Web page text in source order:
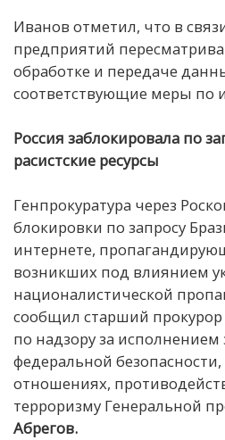
Иванов отметил, что в
предприятий
обработке и передаче
соответствующие меры по
Россия заблокировала по
расистские ресурсы
Генпрокуратура через
блокировки по запросу
интернете,
возникших под влиянием
националистической
сообщил старший прокурор
по надзору за исполнением
федеральной
отношениях,
терроризму Генеральной
Абрегов.